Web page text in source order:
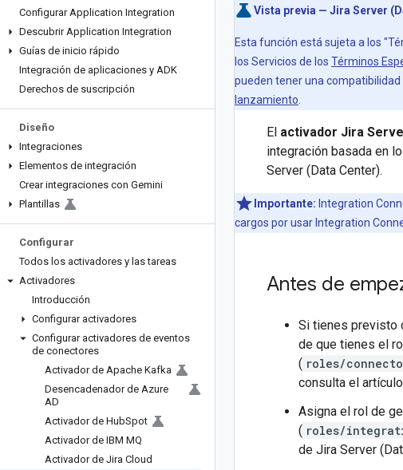
Configurar Application Integration
Descubrir Application Integration
Guías de inicio rápido
Integración de aplicaciones y ADK
Derechos de suscripción
Diseño
Integraciones
Elementos de integración
Crear integraciones con Gemini
Plantillas
Configurar
Todos los activadores y las tareas
Activadores
Introducción
Configurar activadores
Configurar activadores de eventos
de conectores
Activador de Apache Kafka
Desencadenador de Azure
AD
Activador de HubSpot
Activador de IBM MQ
Activador de Jira Cloud
Vista previa — Jira Server
Esta función está sujeta a los
los Servicios de los Términos
pueden tener una
lanzamiento
El activador Jira
integración basada en
Server (Data Center).
Importante: Integration
cargos por usar Integration
Antes de
Si tienes previsto
de que tienes el
( roles/
consulta el
Asigna el rol de
( roles/
de Jira Server